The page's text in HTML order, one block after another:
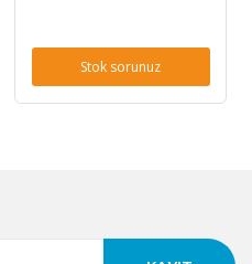
Stok sorunuz